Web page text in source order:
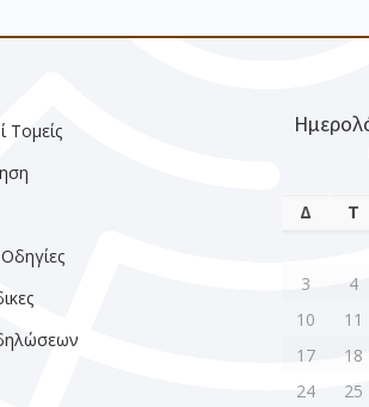
Τομείς
Δ
Τ
3
4
10
11
17
18
24
25